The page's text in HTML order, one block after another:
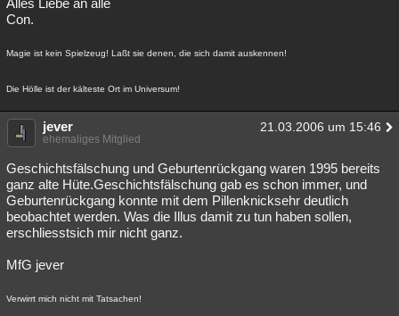
Alles Liebe an alle
Con.
Magie ist kein Spielzeug! Laßt sie denen, die sich damit auskennen!
Die Hölle ist der kälteste Ort im Universum!
jever 21.03.2006 um 15:46
ehemaliges Mitglied
Geschichtsfälschung und Geburtenrückgang waren 1995 bereits
ganz alte Hüte.Geschichtsfälschung gab es schon immer, und
Geburtenrückgang konnte mit dem Pillenknicksehr deutlich
beobachtet werden. Was die Illus damit zu tun haben sollen,
erschliesstsich mir nicht ganz.
MfG jever
Verwirrt mich nicht mit Tatsachen!